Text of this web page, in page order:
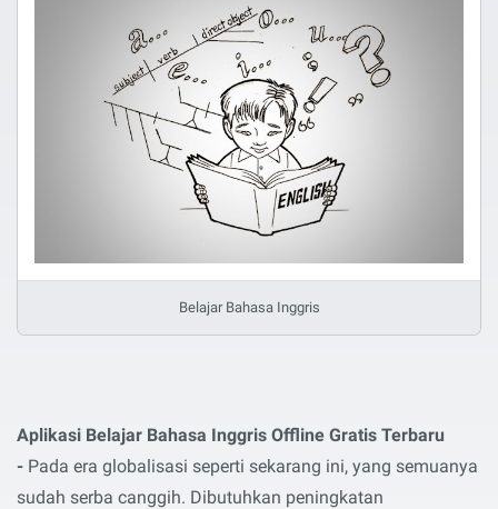
Belajar Bahasa Inggris
Aplikasi Belajar Bahasa Inggris Offline Gratis Terbaru
- Pada era globalisasi seperti sekarang ini, yang semuanya
sudah serba canggih. Dibutuhkan peningkatan